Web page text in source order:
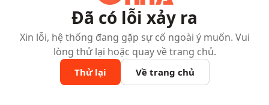
Đã có lỗi xảy ra
Xin lỗi, hệ thống đang gặp sự cố ngoài ý muốn. Vui
lòng thử lại hoặc quay về trang chủ.
Thử lại Về trang chủ